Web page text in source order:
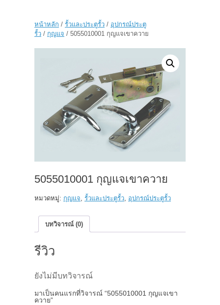
หน้าหลัก / รั้วและประตูรั้ว / อุปกรณ์ประตู
รั้ว / กุญแจ / 5055010001 กุญแจเขาควาย
5055010001 กุญแจเขาควาย
หมวดหมู่: กุญแจ, รั้วและประตูรั้ว, อุปกรณ์ประตูรั้ว
บทวิจารณ์ (0)
รีวิว
ยังไม่มีบทวิจารณ์
มาเป็นคนแรกที่วิจารณ์ “5055010001 กุญแจเขา
ควาย”